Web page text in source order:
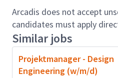
Arcadis does not accept
candidates must apply
Similar jobs
Projektmanager - Design
Engineering (w/m/d)